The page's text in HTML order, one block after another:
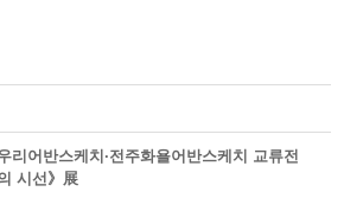
리어반스케치·전주화욜어반스케치 교류전
시선》展